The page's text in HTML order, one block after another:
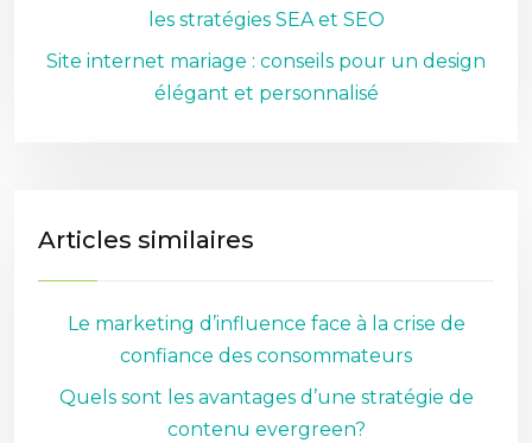
les stratégies SEA et SEO
Site internet mariage : conseils pour un design
élégant et personnalisé
Articles similaires
Le marketing d’influence face à la crise de
confiance des consommateurs
Quels sont les avantages d’une stratégie de
contenu evergreen?